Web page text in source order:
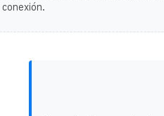
conexión.